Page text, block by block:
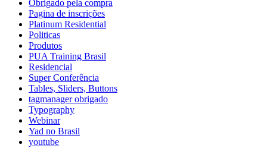
Obrigado pela compra
Pagina de inscrições
Platinum Residential
Politicas
Produtos
PUA Training Brasil
Residencial
Super Conferência
Tables, Sliders, Buttons
tagmanager obrigado
Typography
Webinar
Yad no Brasil
youtube